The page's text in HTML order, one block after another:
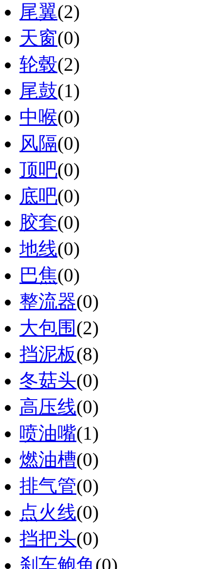
尾翼(2)
天窗(0)
轮毂(2)
尾鼓(1)
中喉(0)
风隔(0)
顶吧(0)
底吧(0)
胶套(0)
地线(0)
巴焦(0)
整流器(0)
大包围(2)
挡泥板(8)
冬菇头(0)
高压线(0)
喷油嘴(1)
燃油槽(0)
排气管(0)
点火线(0)
挡把头(0)
刹车鲍鱼(0)